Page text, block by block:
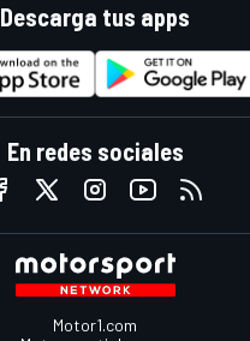
Descarga tus apps
En redes sociales
Motor1.com